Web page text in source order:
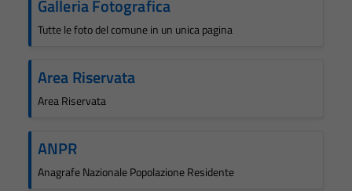
Galleria Fotografica
Tutte le foto del comune in un unica pagina
Area Riservata
Area Riservata
ANPR
Anagrafe Nazionale Popolazione Residente